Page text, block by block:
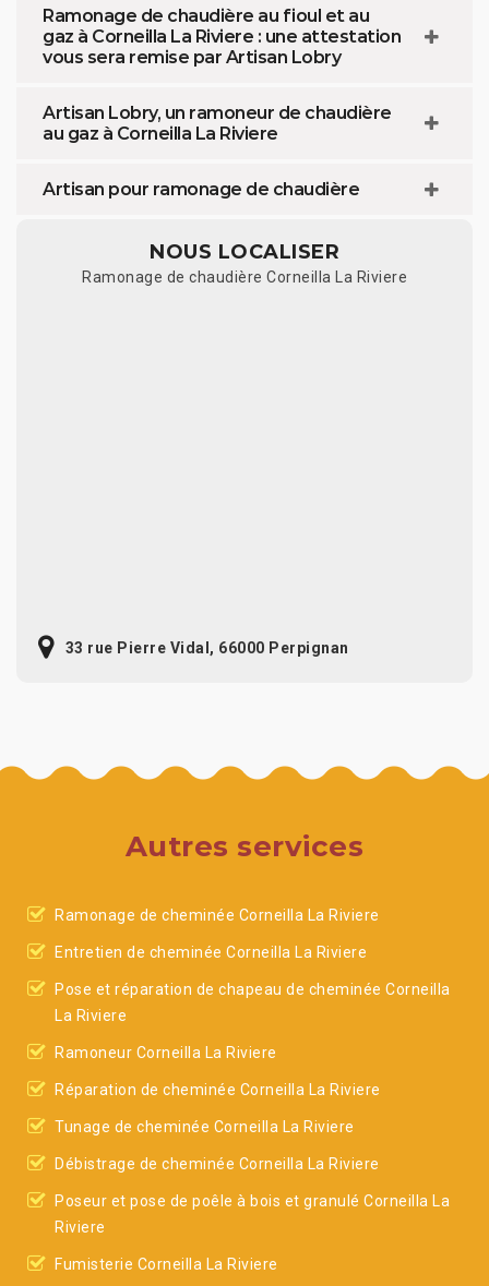
Ramonage de chaudière au fioul et au
gaz à Corneilla La Riviere : une attestation
vous sera remise par Artisan Lobry
Artisan Lobry, un ramoneur de chaudière
au gaz à Corneilla La Riviere
Artisan pour ramonage de chaudière
NOUS LOCALISER
Ramonage de chaudière Corneilla La Riviere
33 rue Pierre Vidal, 66000 Perpignan
Autres services
Ramonage de cheminée Corneilla La Riviere
Entretien de cheminée Corneilla La Riviere
Pose et réparation de chapeau de cheminée Corneilla
La Riviere
Ramoneur Corneilla La Riviere
Réparation de cheminée Corneilla La Riviere
Tunage de cheminée Corneilla La Riviere
Débistrage de cheminée Corneilla La Riviere
Poseur et pose de poêle à bois et granulé Corneilla La
Riviere
Fumisterie Corneilla La Riviere